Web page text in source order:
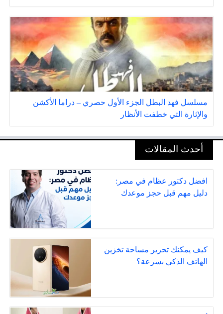
مسلسل فهد البطل الجزء الأول حصري – دراما الأكشن
والإثارة التي خطفت الأنظار
أحدث المقالات
افضل دكتور عظام في مصر:
دليل مهم قبل حجز موعدك
كيف يمكنك تحرير مساحة تخزين
الهاتف الذكي بسرعة؟